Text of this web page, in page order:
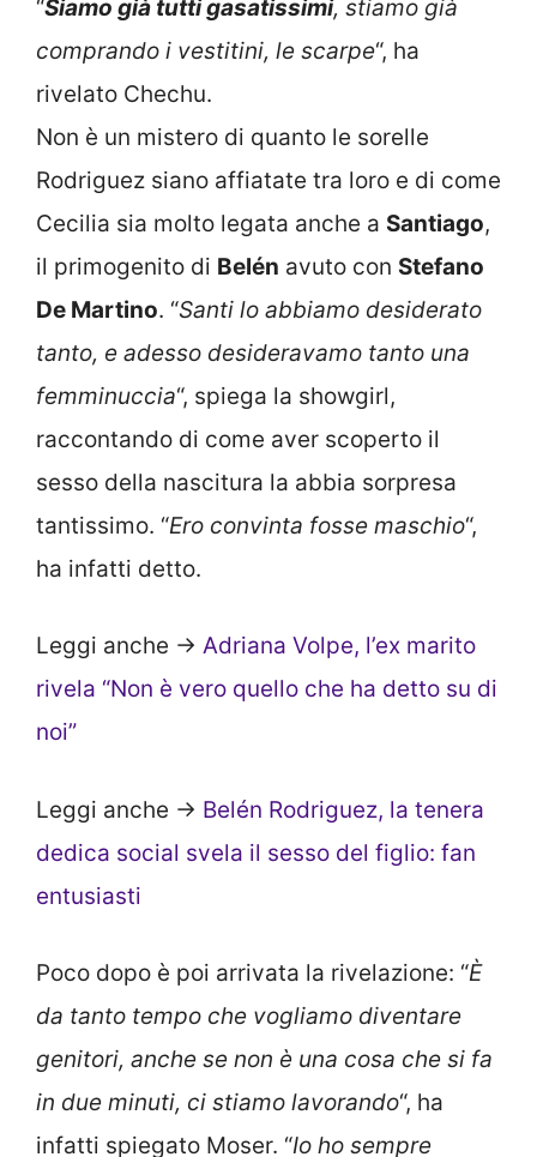
“Siamo già tutti gasatissimi, stiamo già
comprando i vestitini, le scarpe“, ha
rivelato Chechu.
Non è un mistero di quanto le sorelle
Rodriguez siano affiatate tra loro e di come
Cecilia sia molto legata anche a Santiago,
il primogenito di Belén avuto con Stefano
De Martino. “Santi lo abbiamo desiderato
tanto, e adesso desideravamo tanto una
femminuccia“, spiega la showgirl,
raccontando di come aver scoperto il
sesso della nascitura la abbia sorpresa
tantissimo. “Ero convinta fosse maschio“,
ha infatti detto.
Leggi anche -> Adriana Volpe, l’ex marito
rivela “Non è vero quello che ha detto su di
noi”
Leggi anche -> Belén Rodriguez, la tenera
dedica social svela il sesso del figlio: fan
entusiasti
Poco dopo è poi arrivata la rivelazione: “È
da tanto tempo che vogliamo diventare
genitori, anche se non è una cosa che si fa
in due minuti, ci stiamo lavorando“, ha
infatti spiegato Moser. “Io ho sempre